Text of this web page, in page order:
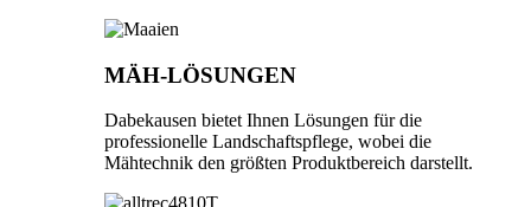
MÄH-LÖSUNGEN
Dabekausen bietet Ihnen Lösungen für die
professionelle Landschaftspflege, wobei die
Mähtechnik den größten Produktbereich darstellt.